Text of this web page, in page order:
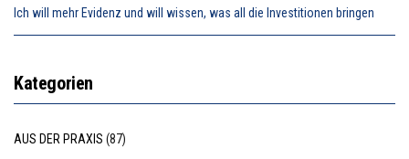
Ich will mehr Evidenz und will wissen, was all die Investitionen bringen
Kategorien
AUS DER PRAXIS (87)